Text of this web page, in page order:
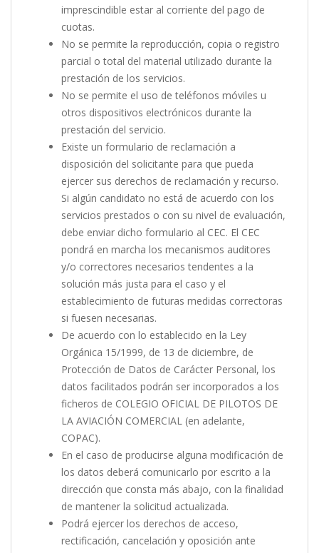
imprescindible estar al corriente del pago de
cuotas.
No se permite la reproducción, copia o registro
parcial o total del material utilizado durante la
prestación de los servicios.
No se permite el uso de teléfonos móviles u
otros dispositivos electrónicos durante la
prestación del servicio.
Existe un formulario de reclamación a
disposición del solicitante para que pueda
ejercer sus derechos de reclamación y recurso.
Si algún candidato no está de acuerdo con los
servicios prestados o con su nivel de evaluación,
debe enviar dicho formulario al CEC. El CEC
pondrá en marcha los mecanismos auditores
y/o correctores necesarios tendentes a la
solución más justa para el caso y el
establecimiento de futuras medidas correctoras
si fuesen necesarias.
De acuerdo con lo establecido en la Ley
Orgánica 15/1999, de 13 de diciembre, de
Protección de Datos de Carácter Personal, los
datos facilitados podrán ser incorporados a los
ficheros de COLEGIO OFICIAL DE PILOTOS DE
LA AVIACIÓN COMERCIAL (en adelante,
COPAC).
En el caso de producirse alguna modificación de
los datos deberá comunicarlo por escrito a la
dirección que consta más abajo, con la finalidad
de mantener la solicitud actualizada.
Podrá ejercer los derechos de acceso,
rectificación, cancelación y oposición ante